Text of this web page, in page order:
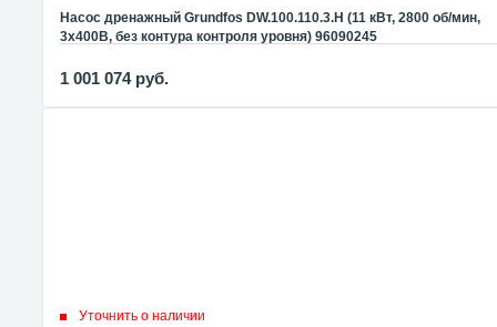
Насос дренажный Grundfos DW.100.110.3.H (11 кВт, 2800 об/мин,
3x400В, без контура контроля уровня) 96090245
1 001 074 руб.
Уточнить о наличии